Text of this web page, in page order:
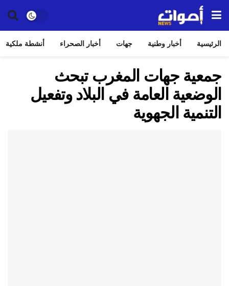
الرئيسية أخبار وطنية جهات أخبار الصحراء أنشطة ملكية
جمعية جهات المغرب تبحث
الوضعية العامة في البلاد وتفعيل
التنمية الجهوية